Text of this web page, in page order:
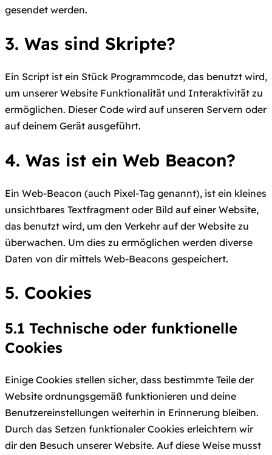
gesendet werden.
3. Was sind Skripte?
Ein Script ist ein Stück Programmcode, das benutzt wird,
um unserer Website Funktionalität und Interaktivität zu
ermöglichen. Dieser Code wird auf unseren Servern oder
auf deinem Gerät ausgeführt.
4. Was ist ein Web Beacon?
Ein Web-Beacon (auch Pixel-Tag genannt), ist ein kleines
unsichtbares Textfragment oder Bild auf einer Website,
das benutzt wird, um den Verkehr auf der Website zu
überwachen. Um dies zu ermöglichen werden diverse
Daten von dir mittels Web-Beacons gespeichert.
5. Cookies
5.1 Technische oder funktionelle
Cookies
Einige Cookies stellen sicher, dass bestimmte Teile der
Website ordnungsgemäß funktionieren und deine
Benutzereinstellungen weiterhin in Erinnerung bleiben.
Durch das Setzen funktionaler Cookies erleichtern wir
dir den Besuch unserer Website. Auf diese Weise musst